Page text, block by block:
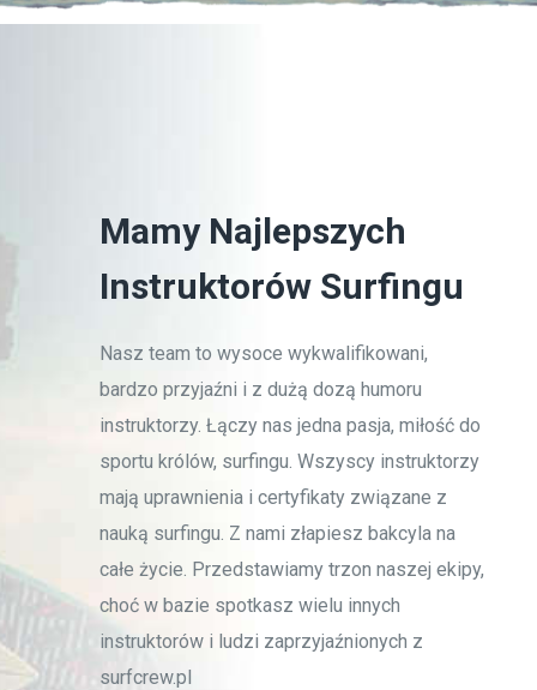
Mamy Najlepszych
Instruktorów Surfingu
Nasz team to wysoce wykwalifikowani,
bardzo przyjaźni i z dużą dozą humoru
instruktorzy. Łączy nas jedna pasja, miłość do
sportu królów, surfingu. Wszyscy instruktorzy
mają uprawnienia i certyfikaty związane z
nauką surfingu. Z nami złapiesz bakcyla na
całe życie. Przedstawiamy trzon naszej ekipy,
choć w bazie spotkasz wielu innych
instruktorów i ludzi zaprzyjaźnionych z
surfcrew.pl